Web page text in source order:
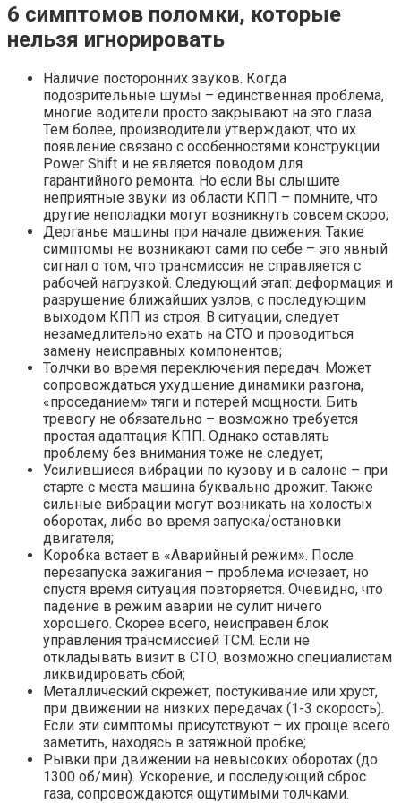
6 симптомов поломки, которые
нельзя игнорировать
Наличие посторонних звуков. Когда
подозрительные шумы – единственная проблема,
многие водители просто закрывают на это глаза.
Тем более, производители утверждают, что их
появление связано с особенностями конструкции
Power Shift и не является поводом для
гарантийного ремонта. Но если Вы слышите
неприятные звуки из области КПП – помните, что
другие неполадки могут возникнуть совсем скоро;
Дерганье машины при начале движения. Такие
симптомы не возникают сами по себе – это явный
сигнал о том, что трансмиссия не справляется с
рабочей нагрузкой. Следующий этап: деформация и
разрушение ближайших узлов, с последующим
выходом КПП из строя. В ситуации, следует
незамедлительно ехать на СТО и проводиться
замену неисправных компонентов;
Толчки во время переключения передач. Может
сопровождаться ухудшение динамики разгона,
«проседанием» тяги и потерей мощности. Бить
тревогу не обязательно – возможно требуется
простая адаптация КПП. Однако оставлять
проблему без внимания тоже не следует;
Усилившиеся вибрации по кузову и в салоне – при
старте с места машина буквально дрожит. Также
сильные вибрации могут возникать на холостых
оборотах, либо во время запуска/остановки
двигателя;
Коробка встает в «Аварийный режим». После
перезапуска зажигания – проблема исчезает, но
спустя время ситуация повторяется. Очевидно, что
падение в режим аварии не сулит ничего
хорошего. Скорее всего, неисправен блок
управления трансмиссией ТСМ. Если не
откладывать визит в СТО, возможно специалистам
ликвидировать сбой;
Металлический скрежет, постукивание или хруст,
при движении на низких передачах (1-3 скорость).
Если эти симптомы присутствуют – их проще всего
заметить, находясь в затяжной пробке;
Рывки при движении на невысоких оборотах (до
1300 об/мин). Ускорение, и последующий сброс
газа, сопровождаются ощутимыми толчками.